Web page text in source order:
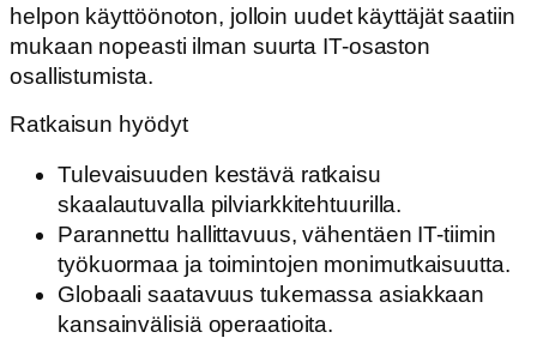
helpon käyttöönoton, jolloin uudet käyttäjät saatiin
mukaan nopeasti ilman suurta IT-osaston
osallistumista.
Ratkaisun hyödyt
Tulevaisuuden kestävä ratkaisu
skaalautuvalla pilviarkkitehtuurilla.
Parannettu hallittavuus, vähentäen IT-tiimin
työkuormaa ja toimintojen monimutkaisuutta.
Globaali saatavuus tukemassa asiakkaan
kansainvälisiä operaatioita.